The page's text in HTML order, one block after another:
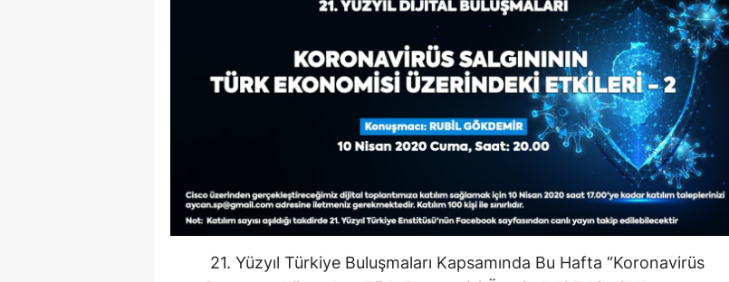
21. Yüzyıl Türkiye Buluşmaları Kapsamında Bu Hafta “Koronavirüs